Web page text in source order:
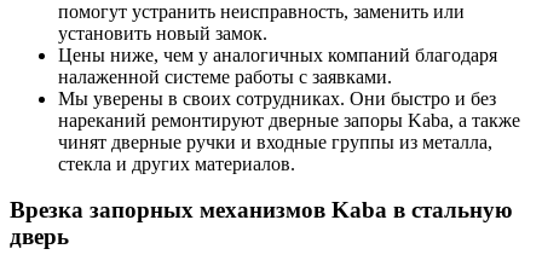
помогут устранить неисправность, заменить или
установить новый замок.
Цены ниже, чем у аналогичных компаний благодаря
налаженной системе работы с заявками.
Мы уверены в своих сотрудниках. Они быстро и без
нареканий ремонтируют дверные запоры Kaba, а также
чинят дверные ручки и входные группы из металла,
стекла и других материалов.
Врезка запорных механизмов Kaba в стальную
дверь